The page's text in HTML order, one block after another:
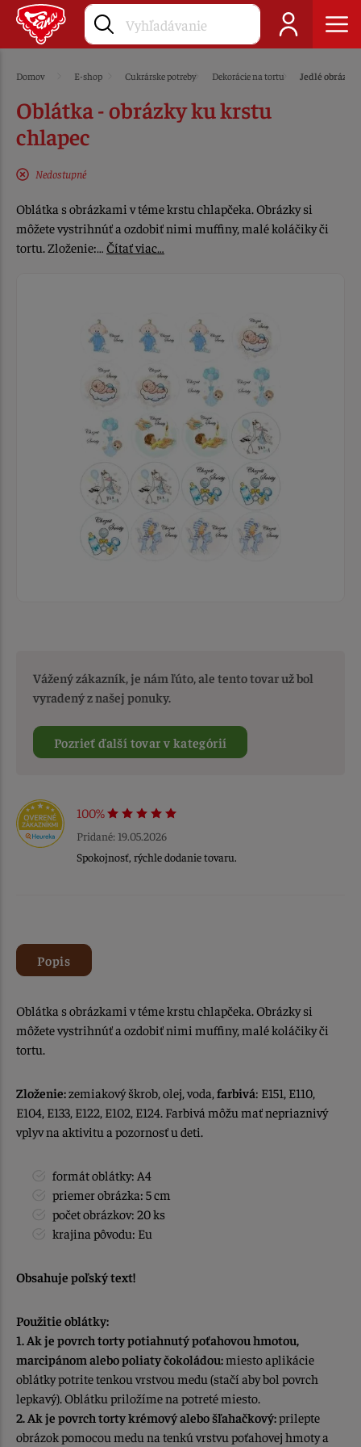
Domov E-shop Cukrárske potreby Dekorácie na tortu Jedlé obrázky
Oblátka - obrázky ku krstu
chlapec
Nedostupné
Oblátka s obrázkami v téme krstu chlapčeka. Obrázky si
môžete vystrihnúť a ozdobiť nimi muffiny, malé koláčiky či
tortu. Zloženie:… Čítať viac…
Vážený zákazník, je nám ľúto, ale tento tovar už bol
vyradený z našej ponuky.
Pozrieť ďalší tovar v kategórií
100%
Pridané: 19.05.2026
Spokojnosť, rýchle dodanie tovaru.
Popis
Oblátka s obrázkami v téme krstu chlapčeka. Obrázky si
môžete vystrihnúť a ozdobiť nimi muffiny, malé koláčiky či
tortu.
Zloženie:zemiakový škrob, olej, voda, farbivá: E151, E110,
E104, E133, E122, E102, E124. Farbivá môžu mať nepriaznivý
vplyv na aktivitu a pozornosť u deti.
formát oblátky: A4
priemer obrázka: 5 cm
počet obrázkov: 20 ks
krajina pôvodu: Eu
Obsahuje poľský text!
Použitie oblátky:
1. Ak je povrch torty potiahnutý poťahovou hmotou,
marcipánom alebo poliaty čokoládou:miesto aplikácie
oblátky potrite tenkou vrstvou medu (stačí aby bol povrch
lepkavý). Oblátku priložíme na potreté miesto.
2. Ak je povrch torty krémový alebo šľahačkový:prilepte
obrázok pomocou medu na tenkú vrstvu poťahovej hmoty a